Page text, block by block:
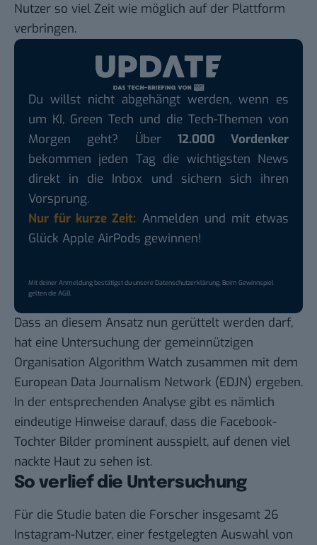
Nutzer so viel Zeit wie möglich auf der Plattform
verbringen.
Du willst nicht abgehängt werden, wenn es
um KI, Green Tech und die Tech-Themen von
Morgen geht? Über 12.000 Vordenker
bekommen jeden Tag die wichtigsten News
direkt in die Inbox und sichern sich ihren
Vorsprung.
Nur für kurze Zeit: Anmelden und mit etwas
Glück Apple AirPods gewinnen!
Mit deiner Anmeldung bestätigst du unsereDatenschutzerklärung. Beim Gewinnspiel
gelten dieAGB.
Dass an diesem Ansatz nun gerüttelt werden darf,
hat eine Untersuchung der gemeinnützigen
Organisation Algorithm Watch zusammen mit dem
European Data Journalism Network (EDJN) ergeben.
In der entsprechenden Analyse gibt es nämlich
eindeutige Hinweise darauf, dass die Facebook-
Tochter Bilder prominent ausspielt, auf denen viel
nackte Haut zu sehen ist.
So verlief die Untersuchung
Für die Studie baten die Forscher insgesamt 26
Instagram-Nutzer, einer festgelegten Auswahl von